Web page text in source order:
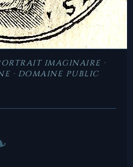
IMAGINAIRE ·
· DOMAINE PUBLIC